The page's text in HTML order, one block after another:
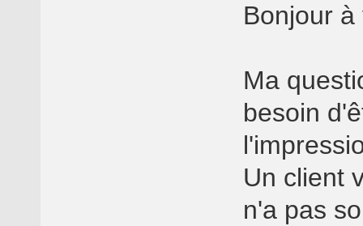
Bonjour à
Ma
besoin
Un client
n'a pas